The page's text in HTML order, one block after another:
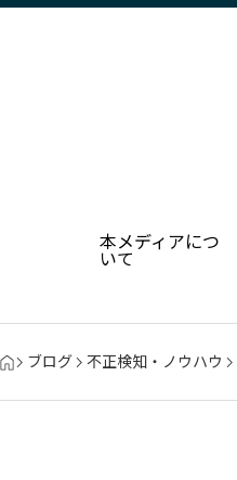
本メディアにつ
いて
ブログ 不正検知・ノウハウ